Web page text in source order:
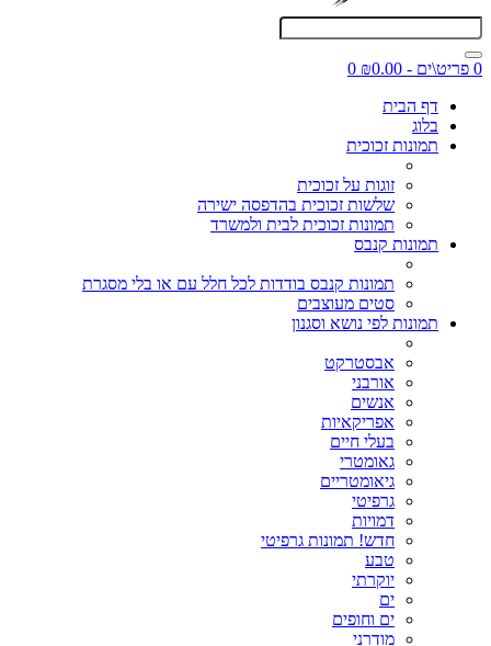
0 פריט\ים - ₪0.00
0
דף הבית
בלוג
תמונות זכוכית
זוגות על זכוכית
שלשות זכוכית בהדפסה ישירה
תמונות זכוכית לבית ולמשרד
תמונות קנבס
תמונות קנבס בודדות לכל חלל עם או בלי מסגרת
סטים מעוצבים
תמונות לפי נושא וסגנון
אבסטרקט
אורבני
אנשים
אפריקאיות
בעלי חיים
גאומטרי
גיאומטריים
גרפיטי
דמויות
חדש! תמונות גרפיטי
טבע
יוקרתי
ים
ים וחופים
מודרני